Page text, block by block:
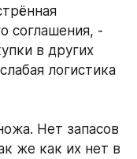
соглашения, -
в других
логистика
Нет запасов
же как их нет в